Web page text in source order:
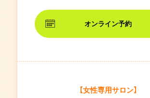
オンライン予約
【女性専用サロン】